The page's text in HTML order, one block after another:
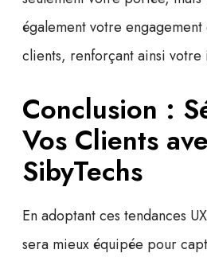
également votre engagement
clients, renforçant ainsi votre
Conclusion :
Vos Clients
SibyTechs
En adoptant ces tendances
sera mieux équipée pour